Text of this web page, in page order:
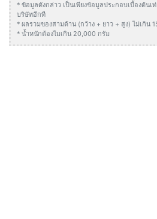
* ข้อมูลดังกล่าว เป็นเพียงข้อมูลประกอบเบื้องต้น
บริษัทอีกที
* ผลรวมของสามด้าน (กว้าง + ยาว + สูง) ไม่เกิน
* น้ำหนักต้องไมเกิน 20,000 กรัม